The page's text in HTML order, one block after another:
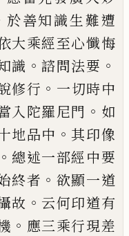
於善知識生難遭
大乘經至心懺悔
識 。諮問法要 。
修行 。 一切時中
入陀羅尼門 。 如
地品中 。其印像
。 總述一部經中要
終者 。 欲顯一道
故 。 云何印道有
。 應三乘行現差